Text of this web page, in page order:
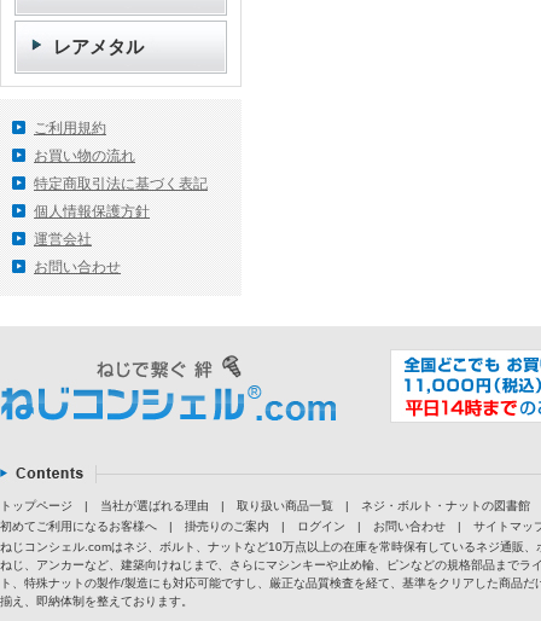
レアメタル
ご利用規約
お買い物の流れ
特定商取引法に基づく表記
個人情報保護方針
運営会社
お問い合わせ
トップページ | 当社が選ばれる理由 | 取り扱い商品一覧 |
ネジ・ボルト・ナットの図書館
初めてご利用になるお客様へ
| 掛売りのご案内 | ログイン | お問い合わせ |
サイトマッ
ねじコンシェル.comはネジ、ボルト、ナットなど10万点以上の在庫を常時保有しているネジ通販
ねじ、アンカーなど、建築向けねじまで、さらにマシンキーや止め輪、ピンなどの規格部品まで
ト、特殊ナットの製作/製造にも対応可能ですし、厳正な品質検査を経て、基準をクリアした商品
揃え、即納体制を整えております。